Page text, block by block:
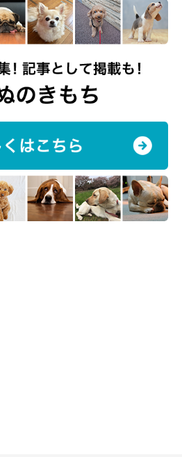
いてしまったそう。「これ、薬です
るようになったのだとか。
を見て、「昔はただただ無邪気だった
て大人の階段を登っているんだな」
と感じたそうです。